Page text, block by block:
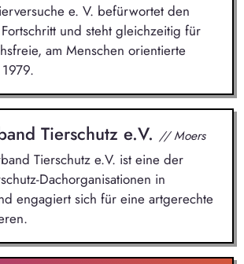
e. V. befürwortet den
und steht gleichzeitig für
am Menschen orientierte
Tierschutz e.V. // Moers
Tierschutz e.V. ist eine der
Dachorganisationen in
engagiert sich für eine artgerechte